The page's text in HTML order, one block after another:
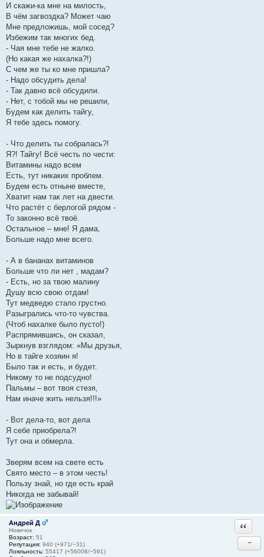
И скажи-ка мне на милость,
В чём загвоздка? Может чаю
Мне предложишь, мой сосед?
Избежим так многих бед.
- Чая мне тебе не жалко.
(Но какая же нахалка?!)
С чем же ты ко мне пришла?
- Надо обсудить дела!
- Так давно всё обсудили.
- Нет, с тобой мы не решили,
Будем как делить тайгу,
Я тебе здесь помогу.
- Что делить ты собралась?!
Я?! Тайгу! Всё честь по чести:
Витамины надо всем
Есть, тут никаких проблем.
Будем есть отныне вместе,
Хватит нам так лет на двести.
Что растёт с берлогой рядом -
То законно всё твоё.
Остальное – мне! Я дама,
Больше надо мне всего.
- А в бананах витаминов
Больше что ли нет , мадам?
- Есть, но за твою малину
Душу всю свою отдам!
Тут медведю стало грустно.
Разыгрались что-то чувства.
(Чтоб нахалке было пусто!)
Распрямившись, он сказал,
Зыркнув взглядом: «Мы друзья,
Но в тайге хозяин я!
Было так и есть, и будет.
Никому то не подсудно!
Пальмы – вот твоя стезя,
Нам иначе жить нельзя!!!»
- Вот дела-то, вот дела
Я себе приобрела?!
Тут она и обмерла.
Зверям всем на свете есть
Свято место – в этом честь!
Пользу знай, но где есть край
Никогда не забывай!
Андрей Д
Новичок
Возраст: 51
Репутация: 940 (+971/−31)
Лояльность: 55417 (+56008/−591)
−